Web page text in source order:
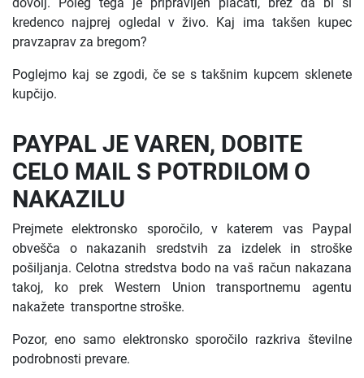
kredenco najprej ogledal v živo. Kaj ima takšen kupec
pravzaprav za bregom?
Poglejmo kaj se zgodi, če se s takšnim kupcem sklenete
kupčijo.
PAYPAL JE VAREN, DOBITE
CELO MAIL S POTRDILOM O
NAKAZILU
Prejmete elektronsko sporočilo, v katerem vas Paypal
obvešča o nakazanih sredstvih za izdelek in stroške
pošiljanja. Celotna stredstva bodo na vaš račun nakazana
takoj, ko prek Western Union transportnemu agentu
nakažete transportne stroške.
Pozor, eno samo elektronsko sporočilo razkriva številne
podrobnosti prevare.